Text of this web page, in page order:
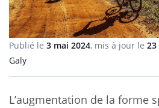
Publié le 3 mai 2024, mis à jour le 23
Galy
L’augmentation de la forme